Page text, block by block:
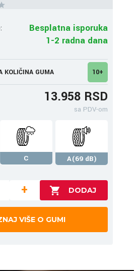
Besplatna isporuka
1-2 radna dana
KOLIČINA GUMA 10+
13.958 RSD
sa PDV-om
C
A(69 dB)
+
VIŠE O GUMI